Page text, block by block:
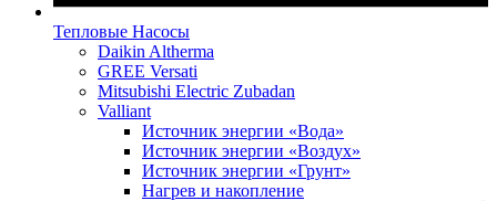
Тепловые Насосы
Daikin Altherma
GREE Versati
Mitsubishi Electric Zubadan
Valliant
Источник энергии «Вода»
Источник энергии «Воздух»
Источник энергии «Грунт»
Нагрев и накопление